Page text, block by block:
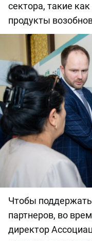
сектора, такие
продукты
Чтобы
партнеров, во
директор